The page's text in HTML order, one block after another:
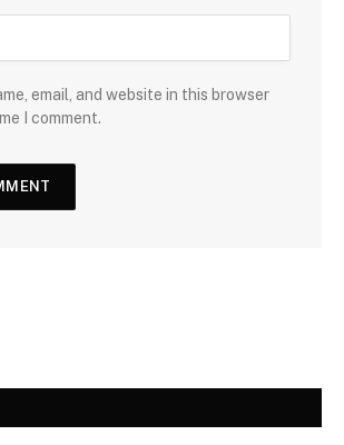
email, and website in this browser
I comment.